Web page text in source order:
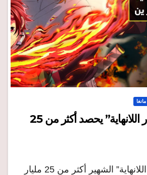
مانغا
فيلم أنمي “قطار اللانهاية” يحصد أكثر من 25
حصد فيلم “قطار اللانهاية” الشهير أكثر من 25 مليار